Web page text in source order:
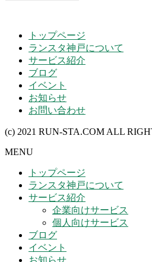
トップページ
ランスタ神戸について
サービス紹介
ブログ
イベント
お知らせ
お問い合わせ
(c) 2021 RUN-STA.COM ALL
MENU
トップページ
ランスタ神戸について
サービス紹介
企業向けサービス
個人向けサービス
ブログ
イベント